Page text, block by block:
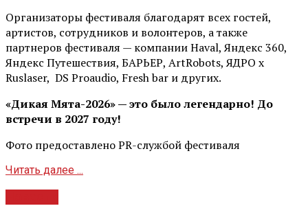
Организаторы фестиваля благодарят всех гостей,
артистов, сотрудников и волонтеров, а также
партнеров фестиваля — компании Haval, Яндекс 360,
Яндекс Путешествия, БАРЬЕР, ArtRobots, ЯДРО х
Ruslaser, DS Proaudio, Fresh bar и других.
«Дикая Мята-2026» — это было легендарно! До
встречи в 2027 году!
Фото предоставлено PR-службой фестиваля
Читать далее ...